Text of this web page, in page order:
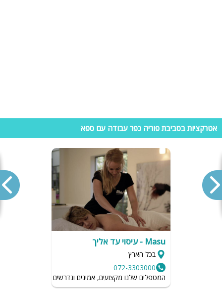
אחד היתרונות המשמעותיים בשכירת וילת נופש בפוריה- הוא הפרטיות שלא
תמצאו במתחם נופש אחר, וכמות האטרקציות והפינוקים אשר עומדים אך ורק
לרשותכם, כמו: בריכת שחיה, ג'קוזי ספא, חדרי שינה, מטבח מאובזר, סלון
ענק, מערכת הגברה, קריוקי, פינת מנגל ועוד.
אטרקציות בסביבת פוריה כפר עבודה עם ספא
Masu - עיסוי עד אליך
בכל הארץ
072-3303000
המטפלים שלנו מקצועים, אמינים ונדרשים לשמור על רמת